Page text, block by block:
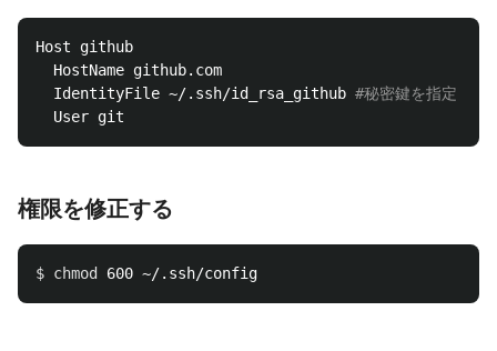
Host github
  HostName github.com
  IdentityFile ~/.ssh/id_rsa_github
#秘密鍵を指定
権限を修正する
$ chmod